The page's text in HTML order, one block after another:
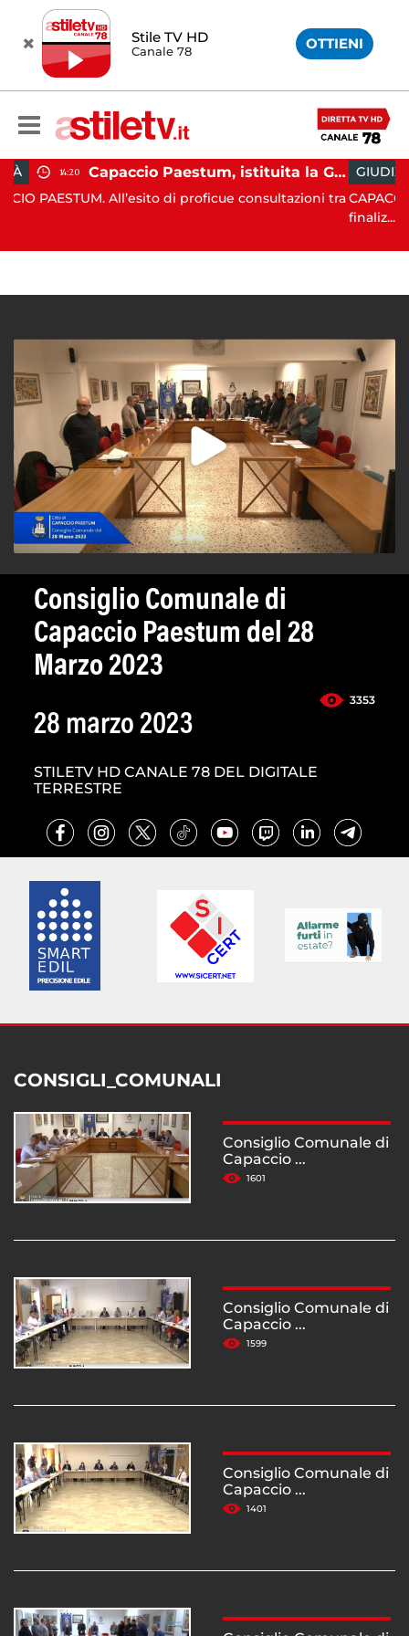
Stile TV HD
Canale 78 OTTIENI
Capaccio Paestum, istituita la Guardia Medica Turistica presso il Psaut di Piazza Santini
All’esito di proficue consultazioni tra
GIUDIZIARIA 12:25
CAPACCIO PAESTUM.
Consiglio Comunale di
Capaccio Paestum del 28
Marzo 2023
3353
28 marzo 2023
STILETV HD CANALE 78 DEL DIGITALE
TERRESTRE
CONSIGLI_COMUNALI
Consiglio Comunale di
Capaccio ...
1601
Consiglio Comunale di
Capaccio ...
1599
Consiglio Comunale di
Capaccio ...
1401